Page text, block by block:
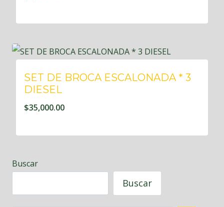
SET DE BROCA ESCALONADA * 3
DIESEL
$35,000.00
Buscar
Buscar